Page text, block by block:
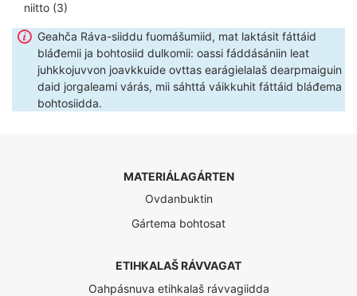
niitto (3)
Geahča Ráva-siiddu fuomášumiid, mat laktásit fáttáid
bláđemii ja bohtosiid dulkomii: oassi fáddásániin leat
juhkkojuvvon joavkkuide ovttas earágielalaš dearpmaiguin
daid jorgaleami várás, mii sáhttá váikkuhit fáttáid bláđema
bohtosiidda.
MATERIÁLAGÁRTEN
Ovdanbuktin
Gártema bohtosat
ETIHKALAŠ RÁVVAGAT
Oahpásnuva etihkalaš rávvagiidda